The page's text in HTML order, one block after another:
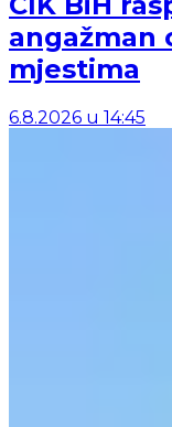
angažman
mjestima
6.8.2026 u 14:45